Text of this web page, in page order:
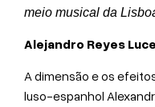
meio musical da
Alejandro Reyes
A dimensão e os
luso-espanhol